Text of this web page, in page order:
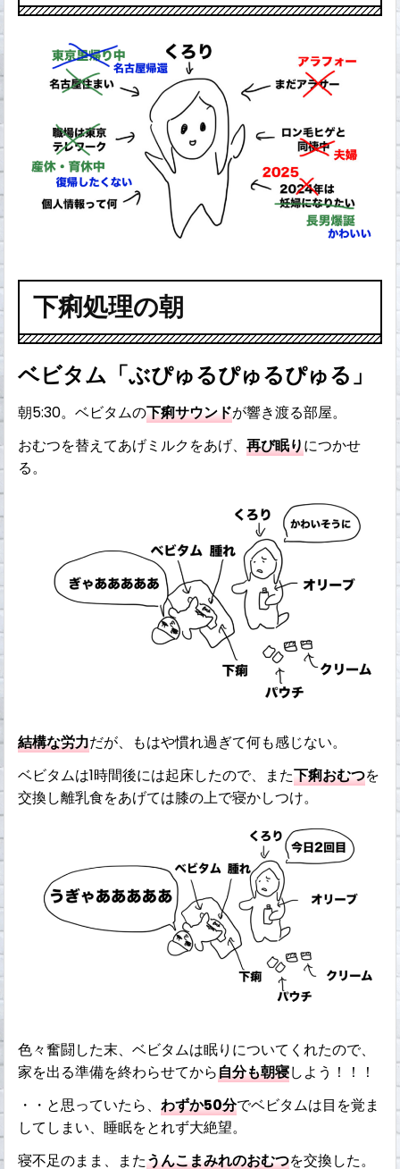
下痢処理の朝
ベビタム「ぶぴゅるぴゅるぴゅる」
朝5:30。ベビタムの下痢サウンドが響き渡る部屋。
おむつを替えてあげミルクをあげ、再び眠りにつかせ
る。
結構な労力だが、もはや慣れ過ぎて何も感じない。
ベビタムは1時間後には起床したので、また下痢おむつを
交換し離乳食をあげては膝の上で寝かしつけ。
色々奮闘した末、ベビタムは眠りについてくれたので、
家を出る準備を終わらせてから自分も朝寝しよう！！！
・・と思っていたら、わずか50分でベビタムは目を覚ま
してしまい、睡眠をとれず大絶望。
寝不足のまま、またうんこまみれのおむつを交換した。